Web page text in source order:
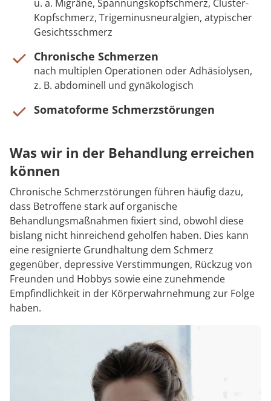
u. a. Migräne, Spannungskopfschmerz, Cluster-
Kopfschmerz, Trigeminusneuralgien, atypischer
Gesichtsschmerz
Chronische Schmerzen
nach multiplen Operationen oder Adhäsiolysen,
z. B. abdominell und gynäkologisch
Somatoforme Schmerzstörungen
Was wir in der Behandlung erreichen
können
Chronische Schmerzstörungen führen häufig dazu,
dass Betroffene stark auf organische
Behandlungsmaßnahmen fixiert sind, obwohl diese
bislang nicht hinreichend geholfen haben. Dies kann
eine resignierte Grundhaltung dem Schmerz
gegenüber, depressive Verstimmungen, Rückzug von
Freunden und Hobbys sowie eine zunehmende
Empfindlichkeit in der Körperwahrnehmung zur Folge
haben.